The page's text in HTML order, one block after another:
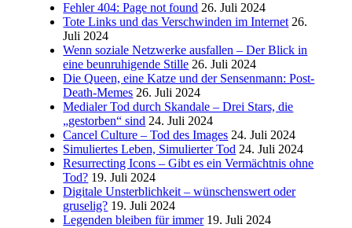
Fehler 404: Page not found 26. Juli 2024
Tote Links und das Verschwinden im Internet 26.
Juli 2024
Wenn soziale Netzwerke ausfallen – Der Blick in
eine beunruhigende Stille 26. Juli 2024
Die Queen, eine Katze und der Sensenmann: Post-
Death-Memes 26. Juli 2024
Medialer Tod durch Skandale – Drei Stars, die
„gestorben“ sind 24. Juli 2024
Cancel Culture – Tod des Images 24. Juli 2024
Simuliertes Leben, Simulierter Tod 24. Juli 2024
Resurrecting Icons – Gibt es ein Vermächtnis ohne
Tod? 19. Juli 2024
Digitale Unsterblichkeit – wünschenswert oder
gruselig? 19. Juli 2024
Legenden bleiben für immer 19. Juli 2024